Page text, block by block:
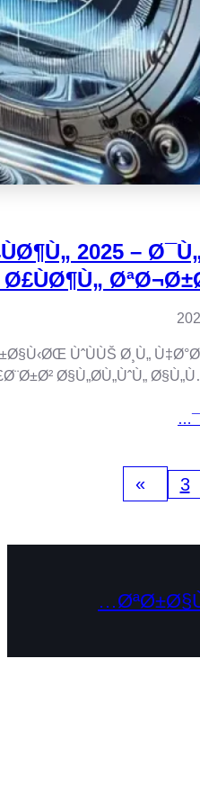
Zeemo Ø£Ø¯Ø§Ø©
ØªØ´Ù‡Ø¯